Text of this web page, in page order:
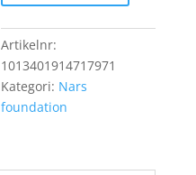
Artikelnr:
1013401914717971
Kategori: Nars
foundation